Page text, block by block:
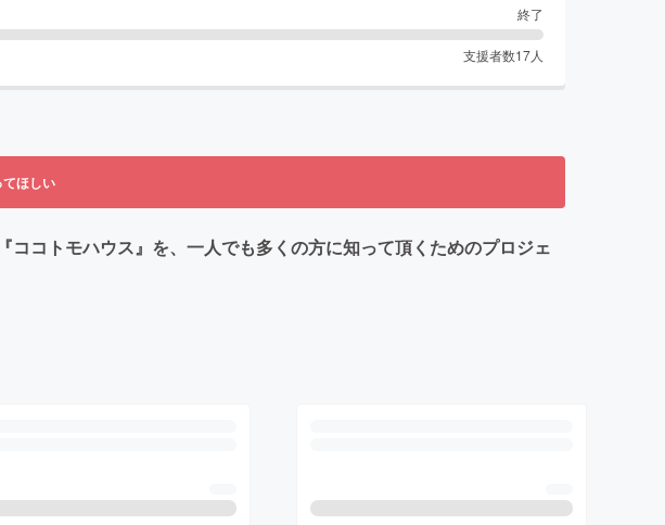
終了
支援者数17人
ほしい
コトモハウス』を、一人でも多くの方に知って頂くためのプロジェ